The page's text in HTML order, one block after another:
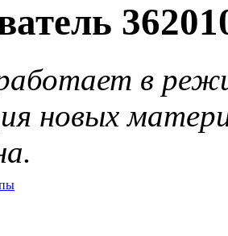
в
новых